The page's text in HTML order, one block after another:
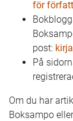
för
post:
På
Om du har
Boksampo